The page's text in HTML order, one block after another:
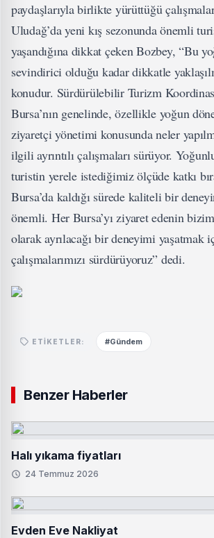
paydaşlarıyla birlikte yürüttüğü
Uludağ’da yeni kış sezonunda önemli
yaşandığına dikkat çeken Bozbey, “Bu
sevindirici olduğu kadar dikkatle
konudur. Sürdürülebilir Turizm
Bursa’nın genelinde, özellikle yoğun
ziyaretçi yönetimi konusunda neler
ilgili ayrıntılı çalışmaları sürüyor.
turistin yerele istediğimiz ölçüde katkı
Bursa’da kaldığı sürede kaliteli bir
önemli. Her Bursa’yı ziyaret edenin
olarak ayrılacağı bir deneyimi yaşatmak
çalışmalarımızı sürdürüyoruz” dedi.
ETIKETLER: #Gündem
Benzer Haberler
Halı yıkama fiyatları
24 Temmuz 2026
Evden Eve Nakliyat